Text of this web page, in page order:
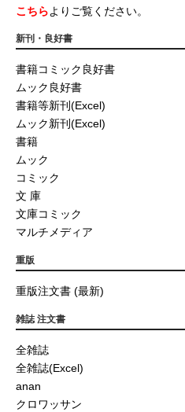
こちらよりご覧ください。
新刊・良好書
書籍コミック良好書
ムック良好書
書籍等新刊(Excel)
ムック新刊(Excel)
書籍
ムック
コミック
文 庫
文庫コミック
マルチメディア
重版
重版注文書 (最新)
雑誌 注文書
全雑誌
全雑誌(Excel)
anan
クロワッサン